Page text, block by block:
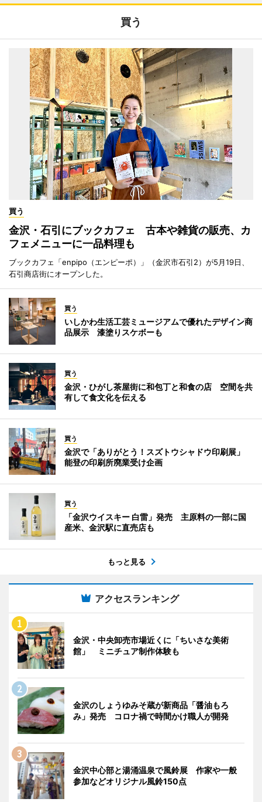
買う
買う
金沢・石引にブックカフェ 古本や雑貨の販売、カ
フェメニューに一品料理も
ブックカフェ「enpipo（エンピーポ）」（金沢市石引2）が5月19日、
石引商店街にオープンした。
買う
いしかわ生活工芸ミュージアムで優れたデザイン商
品展示 漆塗りスケボーも
買う
金沢・ひがし茶屋街に和包丁と和食の店 空間を共
有して食文化を伝える
買う
金沢で「ありがとう！スズトウシャドウ印刷展」
能登の印刷所廃業受け企画
買う
「金沢ウイスキー 白雷」発売 主原料の一部に国
産米、金沢駅に直売店も
もっと見る
アクセスランキング
金沢・中央卸売市場近くに「ちいさな美術
館」 ミニチュア制作体験も
金沢のしょうゆみそ蔵が新商品「醤油もろ
み」発売 コロナ禍で時間かけ職人が開発
金沢中心部と湯涌温泉で風鈴展 作家や一般
参加などオリジナル風鈴150点